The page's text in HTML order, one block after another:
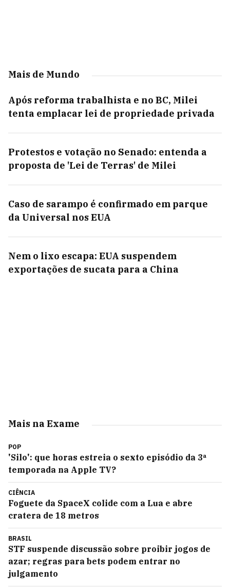
Mais de Mundo
Após reforma trabalhista e no BC, Milei
tenta emplacar lei de propriedade privada
Protestos e votação no Senado: entenda a
proposta de 'Lei de Terras' de Milei
Caso de sarampo é confirmado em parque
da Universal nos EUA
Nem o lixo escapa: EUA suspendem
exportações de sucata para a China
Mais na Exame
POP
'Silo': que horas estreia o sexto episódio da 3ª
temporada na Apple TV?
CIÊNCIA
Foguete da SpaceX colide com a Lua e abre
cratera de 18 metros
BRASIL
STF suspende discussão sobre proibir jogos de
azar; regras para bets podem entrar no
julgamento